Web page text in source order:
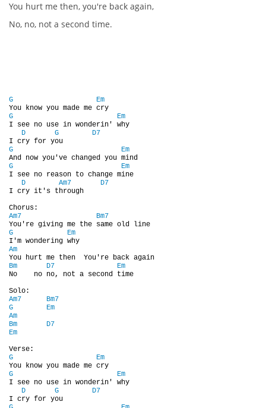
DISKOGRAFIE - ALBA RARITY II
DISKOGRAFIE - BOOTLEGY I
DISKOGRAFIE - BOOTLEGY II
DISKOGRAFIE - BOOTLEGY III
DISKOGRAFIE - BOOTLEGY IV
DISKOGRAFIE - BOOTLEGY V
DISKOGRAFIE - BOOTLEGY VI
DISKOGRAFIE - LP ROZHOVORY
NAHRÁVACÍ FREKVENCE
You hurt me then, you're back again,
No, no, not a second time.
G
Em
G
Em
I see no use in wonderin' why
D
G
D7
G
Em
G
Em
I see no reason to change mine
D
Am7
D7
I cry it's through
Am7
Bm7
G
Em
Am
Bm
D7
Em
No    no no, not a second time
Am7
Bm7
G
Em
Am
Bm
D7
Em
G
Em
G
Em
I see no use in wonderin' why
D
G
D7